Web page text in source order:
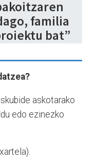
familia
bat”
askotarako
edo ezinezko